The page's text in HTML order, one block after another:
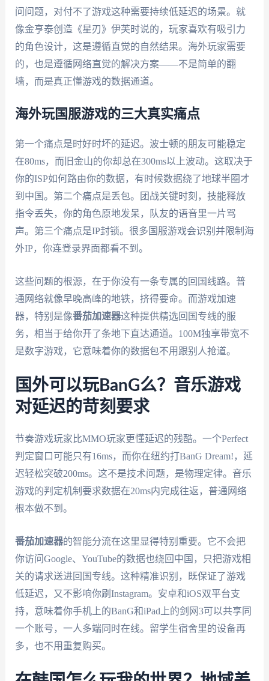
问问题，对付不了游戏这种需要持续低延迟的场景。就
像金亨泰创造《星刃》伊芙时说的，玩家喜欢有吸引力
的角色设计，这是遵循直觉的自然结果。海外玩家需要
的，也是遵循网络直觉的解决方案——不是简单的翻
墙，而是真正懂游戏的数据通道。
海外玩国服游戏的三大真实痛点
第一个痛点是时好时坏的延迟。波士顿的朋友可能稳定
在80ms，而旧金山的你却总在300ms以上波动。这取决于
你的ISP如何路由你的数据，有时候数据绕了地球半圈才
到中国。第二个痛点是丢包。团战关键时刻，技能释放
指令丢失，你的角色原地发呆，队友的语音里一片骂
声。第三个痛点是IP封锁。很多国服游戏会识别并限制海
外IP，你连登录界面都看不到。
这些问题的根源，在于你没有一条专属的回国线路。普
通网络就像早晚高峰的地铁，挤得要命。而游戏加速
器，特别是像番茄加速器这种提供精选回国专线的服
务，相当于给你开了条地下直达通道。100M独享带宽不
是数字游戏，它意味着你的数据包不用跟别人抢道。
国外可以玩BanG么？音乐游戏
对延迟的苛刻要求
节奏游戏玩家比MMO玩家更懂延迟的残酷。一个Perfect
判定窗口可能只有16ms，而你在纽约打BanG Dream!，延
迟轻松突破200ms。这不是技术问题，是物理定律。音乐
游戏的判定机制要求数据在20ms内完成往返，普通网络
根本做不到。
番茄加速器的智能分流在这里显得特别重要。它不会把
你访问Google、YouTube的数据也绕回中国，只把游戏相
关的请求送进回国专线。这种精准识别，既保证了游戏
低延迟，又不影响你刷Instagram。安卓和iOS双平台支
持，意味着你手机上的BanG和iPad上的剑网3可以共享同
一个账号，一人多端同时在线。留学生宿舍里的设备再
多，也不用重复购买。